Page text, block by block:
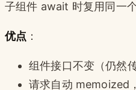
子组件 await 时复用同一
优点 ：
组件接口不变（仍然
请求自动 memoized